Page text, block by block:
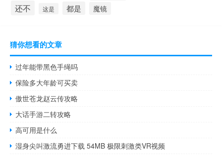
还不 这是 都是 魔镜
猜你想看的文章
过年能带黑色手绳吗
保险多大年龄可买卖
傲世苍龙赵云传攻略
大话手游二转攻略
高可用是什么
湿身尖叫激流勇进下载 54MB 极限刺激类VR视频